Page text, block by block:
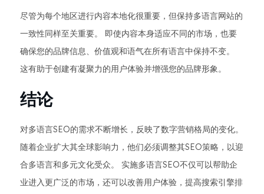
尽管为每个地区进行内容本地化很重要，但保持多语言网站的
一致性同样至关重要。 即使内容本身适应不同的市场，也要
确保您的品牌信息、价值观和语气在所有语言中保持不变。
这有助于创建有凝聚力的用户体验并增强您的品牌形象。
结论
对多语言SEO的需求不断增长，反映了数字营销格局的变化。
随着企业扩大其全球影响力，他们必须调整其SEO策略，以迎
合多语言和多元文化受众。 实施多语言SEO不仅可以帮助企
业进入更广泛的市场，还可以改善用户体验，提高搜索引擎排